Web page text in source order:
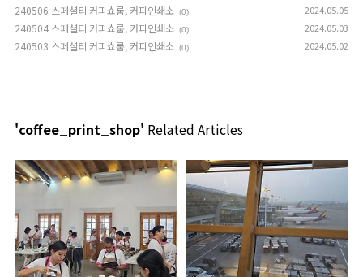
240506 스페셜티 커피쇼룸, 커피인쇄소 (0) 2024.05.05
240504 스페셜티 커피쇼룸, 커피인쇄소 (0) 2024.05.03
240503 스페셜티 커피쇼룸, 커피인쇄소 (0) 2024.05.02
'coffee_print_shop' Related Articles